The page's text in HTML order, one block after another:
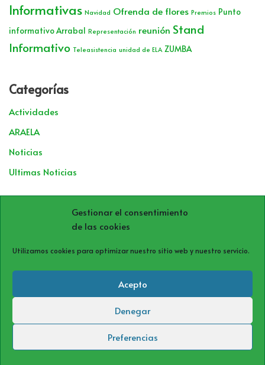
Gestionar el consentimiento
de las cookies
Utilizamos cookies para optimizar nuestro sitio web y nuestro servicio.
Acepto
Denegar
Preferencias
Informativas Navidad Ofrenda de flores Premios Punto
informativo Arrabal Representación reunión Stand
Informativo Teleasistencia unidad de ELA ZUMBA
Categorías
Actividades
ARAELA
Noticias
Ultimas Noticias
Política de privacidad
Aviso Legal
Neve| Funciona gracias aWordPress